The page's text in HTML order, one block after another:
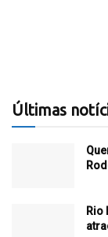
Últimas
Rio